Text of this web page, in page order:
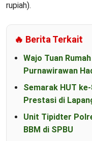
rupiah).
🔥 Berita Terkait
Wajo Tuan
Purnawirawan
Semarak HUT
Prestasi di
Unit Tipidter
BBM di SPBU